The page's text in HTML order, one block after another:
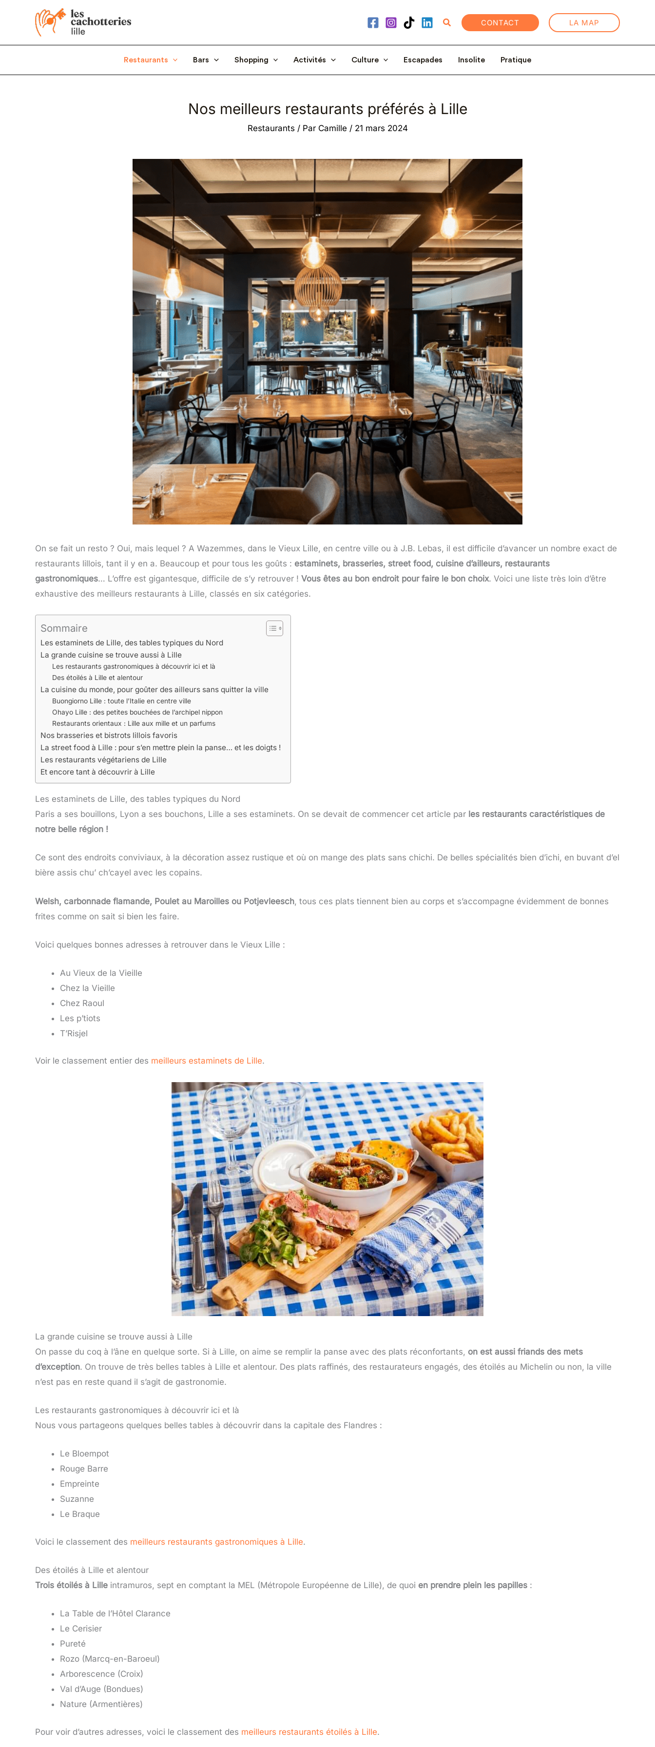
RechercherCONTACT LA MAP
Restaurants Bars Shopping Activités Culture Escapades Insolite Pratique
Nos meilleurs restaurants préférés à Lille
Restaurants / Par Camille / 21 mars 2024
On se fait un resto ? Oui, mais lequel ? A Wazemmes, dans le Vieux Lille, en centre ville ou à J.B. Lebas, il est difficile d’avancer un nombre exact de
restaurants lillois, tant il y en a. Beaucoup et pour tous les goûts : estaminets, brasseries, street food, cuisine d’ailleurs, restaurants
gastronomiques… L’offre est gigantesque, difficile de s’y retrouver ! Vous êtes au bon endroit pour faire le bon choix. Voici une liste très loin d’être
exhaustive des meilleurs restaurants à Lille, classés en six catégories.
Sommaire
Les estaminets de Lille, des tables typiques du Nord
La grande cuisine se trouve aussi à Lille
Les restaurants gastronomiques à découvrir ici et là
Des étoilés à Lille et alentour
La cuisine du monde, pour goûter des ailleurs sans quitter la ville
Buongiorno Lille : toute l’Italie en centre ville
Ohayo Lille : des petites bouchées de l’archipel nippon
Restaurants orientaux : Lille aux mille et un parfums
Nos brasseries et bistrots lillois favoris
La street food à Lille : pour s’en mettre plein la panse… et les doigts !
Les restaurants végétariens de Lille
Et encore tant à découvrir à Lille
Les estaminets de Lille, des tables typiques du Nord
Paris a ses bouillons, Lyon a ses bouchons, Lille a ses estaminets. On se devait de commencer cet article par les restaurants caractéristiques de
notre belle région !
Ce sont des endroits conviviaux, à la décoration assez rustique et où on mange des plats sans chichi. De belles spécialités bien d’ichi, en buvant d’el
bière assis chu’ ch’cayel avec les copains.
Welsh, carbonnade flamande, Poulet au Maroilles ou Potjevleesch, tous ces plats tiennent bien au corps et s’accompagne évidemment de bonnes
frites comme on sait si bien les faire.
Voici quelques bonnes adresses à retrouver dans le Vieux Lille :
Au Vieux de la Vieille
Chez la Vieille
Chez Raoul
Les p’tiots
T’Risjel
Voir le classement entier des meilleurs estaminets de Lille.
La grande cuisine se trouve aussi à Lille
On passe du coq à l’âne en quelque sorte. Si à Lille, on aime se remplir la panse avec des plats réconfortants, on est aussi friands des mets
d’exception. On trouve de très belles tables à Lille et alentour. Des plats raffinés, des restaurateurs engagés, des étoilés au Michelin ou non, la ville
n’est pas en reste quand il s’agit de gastronomie.
Les restaurants gastronomiques à découvrir ici et là
Nous vous partageons quelques belles tables à découvrir dans la capitale des Flandres :
Le Bloempot
Rouge Barre
Empreinte
Suzanne
Le Braque
Voici le classement des meilleurs restaurants gastronomiques à Lille.
Des étoilés à Lille et alentour
Trois étoilés à Lille intramuros, sept en comptant la MEL (Métropole Européenne de Lille), de quoi en prendre plein les papilles :
La Table de l’Hôtel Clarance
Le Cerisier
Pureté
Rozo (Marcq-en-Baroeul)
Arborescence (Croix)
Val d’Auge (Bondues)
Nature (Armentières)
Pour voir d’autres adresses, voici le classement des meilleurs restaurants étoilés à Lille.